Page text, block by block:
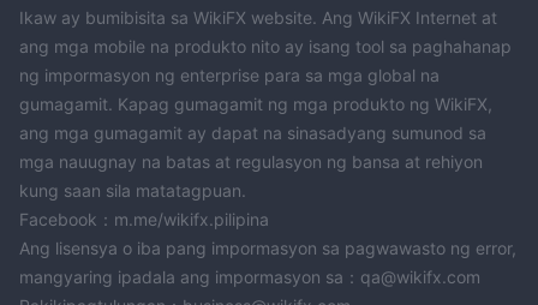
Ikaw ay bumibisita sa WikiFX website. Ang WikiFX Internet at
ang mga mobile na produkto nito ay isang tool sa paghahanap
ng impormasyon ng enterprise para sa mga global na
gumagamit. Kapag gumagamit ng mga produkto ng WikiFX,
ang mga gumagamit ay dapat na sinasadyang sumunod sa
mga nauugnay na batas at regulasyon ng bansa at rehiyon
kung saan sila matatagpuan.
Facebook：m.me/wikifx.pilipina
Ang lisensya o iba pang impormasyon sa pagwawasto ng error,
mangyaring ipadala ang impormasyon sa：qa@wikifx.com